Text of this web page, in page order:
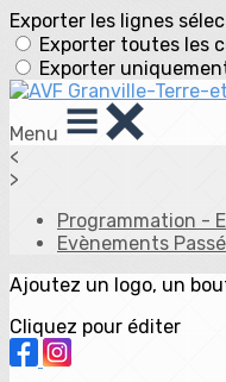
Exporter les lignes
Exporter toutes les
Exporter
Menu
<
>
Programmation -
Evènements
Ajoutez un logo, un
Cliquez pour éditer